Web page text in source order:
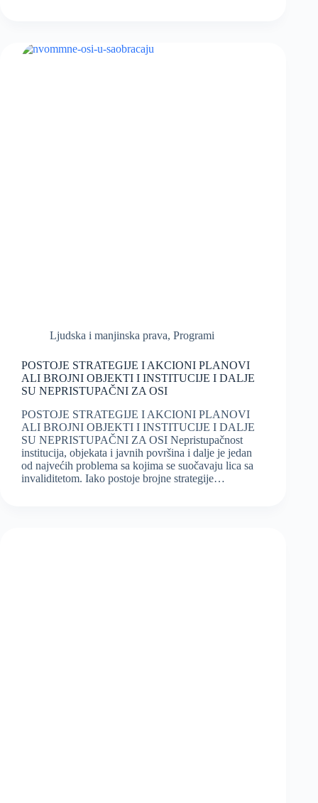
Ljudska i manjinska prava, Programi
POSTOJE STRATEGIJE I AKCIONI PLANOVI
ALI BROJNI OBJEKTI I INSTITUCIJE I DALJE
SU NEPRISTUPAČNI ZA OSI
POSTOJE STRATEGIJE I AKCIONI PLANOVI
ALI BROJNI OBJEKTI I INSTITUCIJE I DALJE
SU NEPRISTUPAČNI ZA OSI Nepristupačnost
institucija, objekata i javnih površina i dalje je jedan
od najvećih problema sa kojima se suočavaju lica sa
invaliditetom. Iako postoje brojne strategije…